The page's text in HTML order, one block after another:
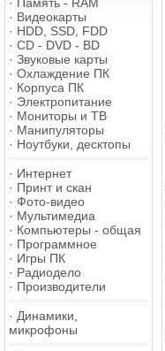
· Видеокарты
· HDD, SSD, FDD
· CD - DVD - BD
· Звуковые карты
· Охлаждение ПК
· Корпуса ПК
· Электропитание
· Мониторы и ТВ
· Манипуляторы
· Ноутбуки, десктопы
· Интернет
· Принт и скан
· Фото-видео
· Мультимедиа
· Компьютеры - общая
· Программное
· Игры ПК
· Радиодело
· Производители
· Динамики,
микрофоны